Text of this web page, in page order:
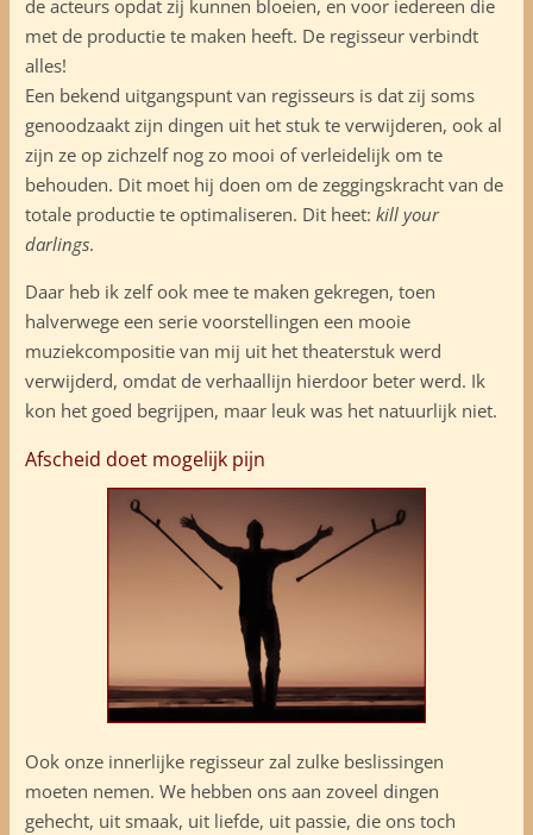
de acteurs opdat zij kunnen bloeien, en voor iedereen die
met de productie te maken heeft. De regisseur verbindt
alles!
Een bekend uitgangspunt van regisseurs is dat zij soms
genoodzaakt zijn dingen uit het stuk te verwijderen, ook al
zijn ze op zichzelf nog zo mooi of verleidelijk om te
behouden. Dit moet hij doen om de zeggingskracht van de
totale productie te optimaliseren. Dit heet: kill your
darlings.
Daar heb ik zelf ook mee te maken gekregen, toen
halverwege een serie voorstellingen een mooie
muziekcompositie van mij uit het theaterstuk werd
verwijderd, omdat de verhaallijn hierdoor beter werd. Ik
kon het goed begrijpen, maar leuk was het natuurlijk niet.
Afscheid doet mogelijk pijn
Ook onze innerlijke regisseur zal zulke beslissingen
moeten nemen. We hebben ons aan zoveel dingen
gehecht, uit smaak, uit liefde, uit passie, die ons toch